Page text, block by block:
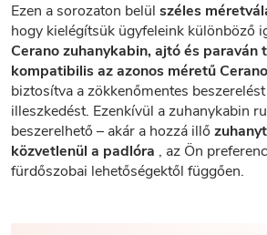
Ezen a sorozaton belül széles
hogy kielégítsük ügyfeleink különböző
Cerano zuhanykabin, ajtó és paraván
kompatibilis az azonos méretű
biztosítva a zökkenőmentes
illeszkedést. Ezenkívül a zuhanykabin
beszerelhető – akár a hozzá illő
közvetlenül a padlóra , az Ön
fürdőszobai lehetőségektől függően.